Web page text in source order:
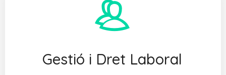
Gestió i Dret Laboral